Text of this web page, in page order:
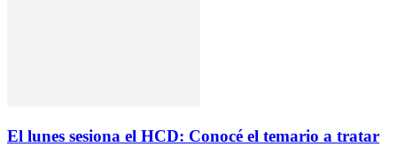
El lunes sesiona el HCD: Conocé el temario a tratar